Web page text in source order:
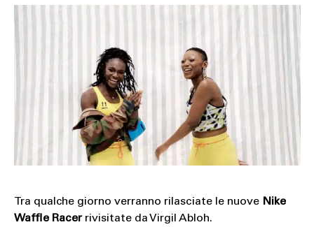
Tra qualche giorno verranno rilasciate le nuove Nike
Waffle Racerrivisitate da Virgil Abloh.